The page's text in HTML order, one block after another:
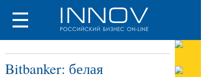
Bitbanker: белая